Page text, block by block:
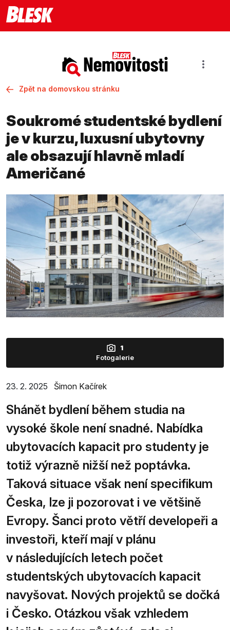
Zpět na domovskou stránku
Soukromé studentské bydlení
je v kurzu, luxusní ubytovny
ale obsazují hlavně mladí
Američané
1
Fotogalerie
23. 2. 2025 Šimon Kačírek
Shánět bydlení během studia na
vysoké škole není snadné. Nabídka
ubytovacích kapacit pro studenty je
totiž výrazně nižší než poptávka.
Taková situace však není specifikum
Česka, lze ji pozorovat i ve většině
Evropy. Šanci proto větří developeři a
investoři, kteří mají v plánu
v následujících letech počet
studentských ubytovacích kapacit
navyšovat. Nových projektů se dočká
i Česko. Otázkou však vzhledem